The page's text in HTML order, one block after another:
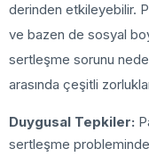
derinden etkileyebilir.
ve bazen de sosyal
sertleşme sorunu
arasında çeşitli
Duygusal Tepkiler:
sertleşme